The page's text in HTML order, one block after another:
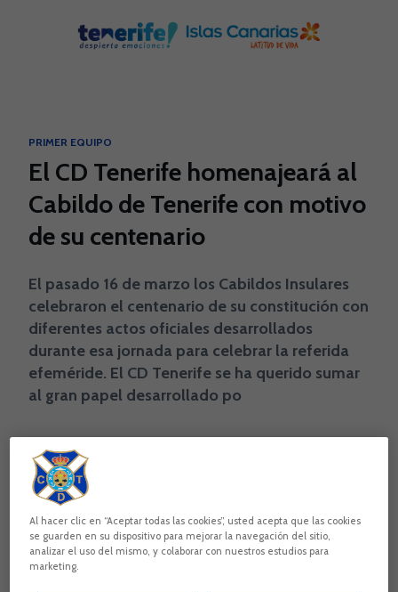
PRIMER EQUIPO
El CD Tenerife homenajeará al
Cabildo de Tenerife con motivo
de su centenario
El pasado 16 de marzo los Cabildos Insulares
celebraron el centenario de su constitución con
diferentes actos oficiales desarrollados
durante esa jornada para celebrar la referida
efeméride. El CD Tenerife se ha querido sumar
al gran papel desarrollado po
Al hacer clic en “Aceptar todas las cookies”, usted acepta que las cookies
se guarden en su dispositivo para mejorar la navegación del sitio,
analizar el uso del mismo, y colaborar con nuestros estudios para
marketing.